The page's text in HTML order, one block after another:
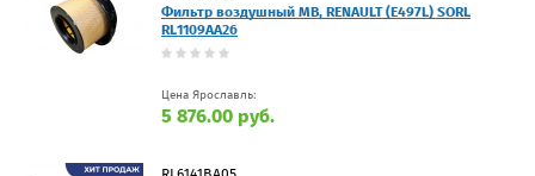
Фильтр воздушный MB, RENAULT (E497L) SORL
RL1109AA26
Цена Ярославль:
5 876.00 руб.